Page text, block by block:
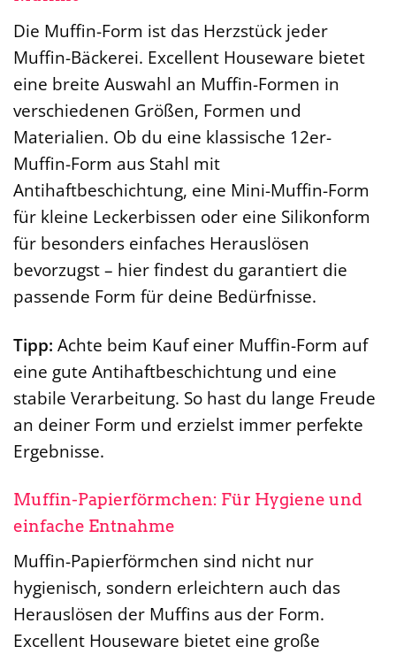
Die Muffin-Form ist das Herzstück jeder
Muffin-Bäckerei. Excellent Houseware bietet
eine breite Auswahl an Muffin-Formen in
verschiedenen Größen, Formen und
Materialien. Ob du eine klassische 12er-
Muffin-Form aus Stahl mit
Antihaftbeschichtung, eine Mini-Muffin-Form
für kleine Leckerbissen oder eine Silikonform
für besonders einfaches Herauslösen
bevorzugst – hier findest du garantiert die
passende Form für deine Bedürfnisse.
Tipp: Achte beim Kauf einer Muffin-Form auf
eine gute Antihaftbeschichtung und eine
stabile Verarbeitung. So hast du lange Freude
an deiner Form und erzielst immer perfekte
Ergebnisse.
Muffin-Papierförmchen: Für Hygiene und
einfache Entnahme
Muffin-Papierförmchen sind nicht nur
hygienisch, sondern erleichtern auch das
Herauslösen der Muffins aus der Form.
Excellent Houseware bietet eine große